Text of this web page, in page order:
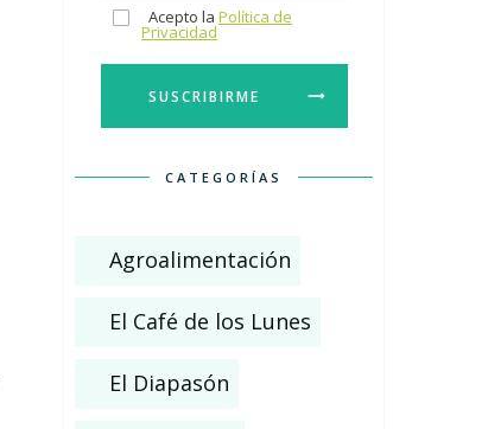
Acepto la Política de
Privacidad
SUSCRIBIRME
CATEGORÍAS
Agroalimentación
El Café de los Lunes
El Diapasón